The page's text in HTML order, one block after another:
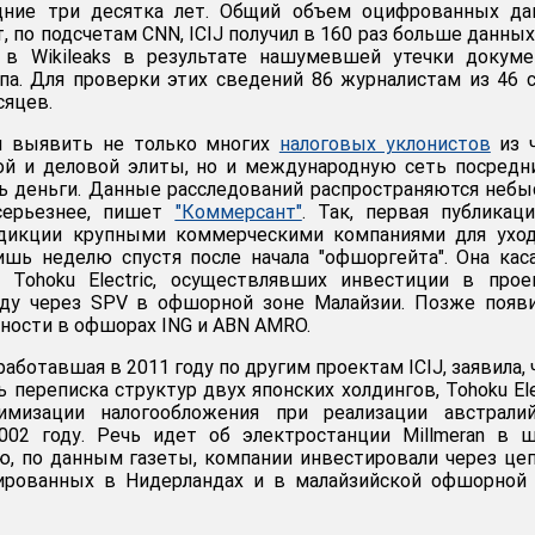
три десятка лет. Общий объем оцифрованных
по подсчетам CNN, ICIJ получил в 160 раз больше
Wikileaks в результате нашумевшей утечки
Для проверки этих сведений 86 журналистам из 46
не только многих налоговых уклонистов из
и деловой элиты, но и международную сеть
деньги. Данные расследований распространяются
пишет "Коммерсант". Так, первая
крупными коммерческими компаниями для
неделю спустя после начала "офшоргейта". Она
Tohoku Electric, осуществлявших инвестиции в
через SPV в офшорной зоне Малайзии. Позже
в офшорах ING и ABN AMRO.
в 2011 году по другим проектам ICIJ, заявила,
переписка структур двух японских холдингов, Tohoku
налогообложения при реализации
году. Речь идет об электростанции Millmeran в
по данным газеты, компании инвестировали через
в Нидерландах и в малайзийской офшорной